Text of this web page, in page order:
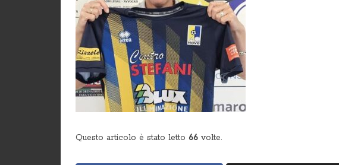
Questo articolo è stato letto 66 volte.